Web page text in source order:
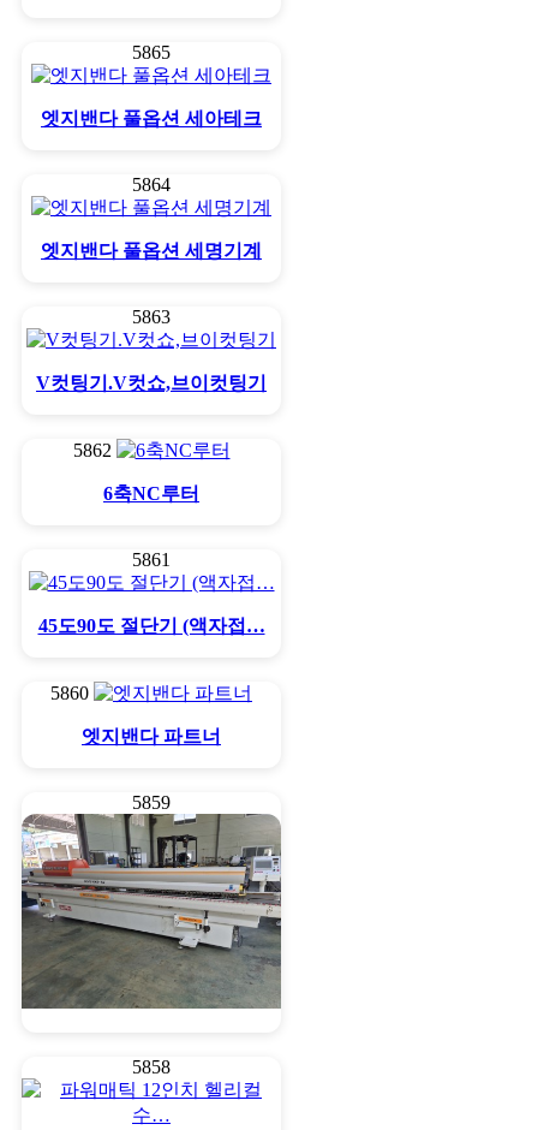
5865
엣지밴다 풀옵션 세아테크
5864
엣지밴다 풀옵션 세명기계
5863
V컷팅기.V컷쇼,브이컷팅기
5862
6축NC루터
5861
45도90도 절단기 (액자접…
5860
엣지밴다 파트너
5859
5858